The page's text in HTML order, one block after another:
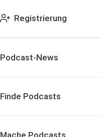
Registrierung
Podcast-News
Finde Podcasts
Mache Podcasts